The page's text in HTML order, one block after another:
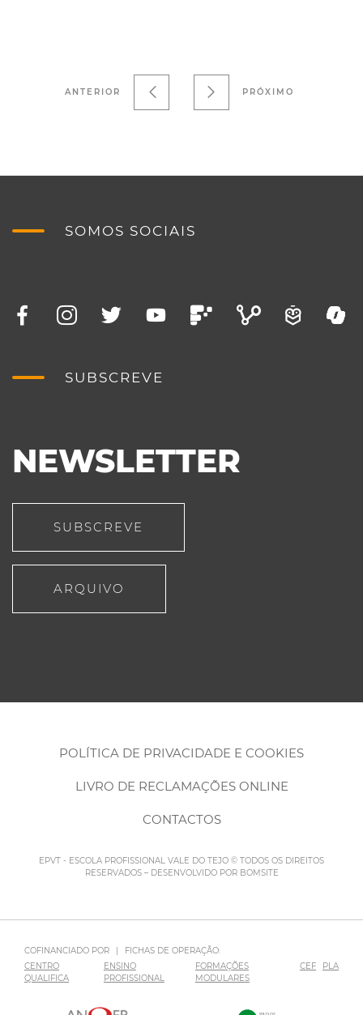
ANTERIOR PRÓXIMO
SOMOS SOCIAIS
SUBSCREVE
NEWSLETTER
SUBSCREVE
ARQUIVO
POLÍTICA DE PRIVACIDADE E COOKIES
LIVRO DE RECLAMAÇÕES ONLINE
CONTACTOS
EPVT - ESCOLA PROFISSIONAL VALE DO TEJO © TODOS OS DIREITOS
RESERVADOS – DESENVOLVIDO POR BOMSITE
COFINANCIADO POR |
FICHAS DE OPERAÇÃO:
CENTRO
QUALIFICA
ENSINO
PROFISSIONAL
FORMAÇÕES
MODULARES
CEF PLA